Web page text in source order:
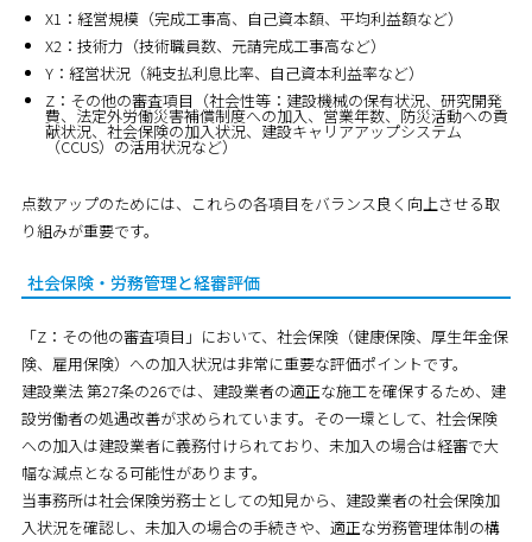
X1：経営規模（完成工事高、自己資本額、平均利益額など）
X2：技術力 （技術職員数、元請完成工事高など）
Y：経営状況（純支払利息比率、自己資本利益率など）
Z：その他の審査項目 （社会性等：建設機械の保有状況、研究開発
費、法定外労働災害補償制度への加入、営業年数、防災活動への貢
献状況、社会保険の加入状況、 建設キャリアアップシステム
（CCUS）の活用状況など）
点数アップのためには、これらの各項目をバランス良く向上させる取
り組みが重要です。
社会保険・労務管理と経審評価
「Z：その他の審査項目」において、 社会保険（健康保険、厚生年金保
険、雇用保険）への加入状況は非常に重要な評価ポイントです。
建設業法 第27条の26では、建設業者の適正な施工を確保するため、建
設労働者の処遇改善が求められています。その一環として、社会保険
への加入は建設業者に義務付けられており、未加入の場合は経審で大
幅な減点となる可能性があります。
当事務所は社会保険労務士としての知見から、建設業者の社会保険加
入状況を確認し、未加入の場合の手続きや、適正な労務管理体制の構